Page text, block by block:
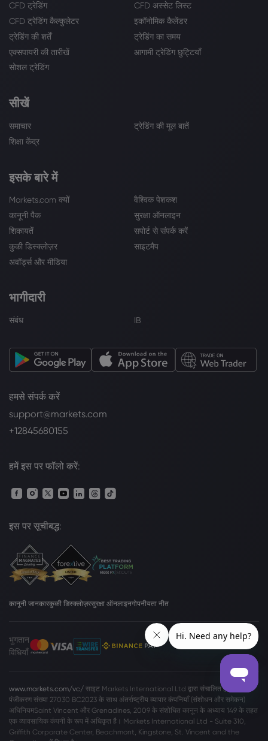
CFD ट्रेडिंग
CFD अस्सेट लिस्ट
CFD ट्रेडिंग कैल्कुलेटर
इकॉनोमिक कैलेंडर
ट्रेडिंग की शर्तें
ट्रेडिंग का समय
एक्सपायरी की तारीखें
आगामी ट्रेडिंग छुट्टियाँ
सोशल ट्रेडिंग
सीखें
समाचार
ट्रेडिंग की मूल बातें
शिक्षा केंद्र
इसके बारे में
Markets.com क्यों
वैश्विक पेशकश
कानूनी पैक
सुरक्षा ऑनलाइन
शिकायतें
सपोर्ट से संपर्क करें
कुकी डिस्क्लोज़र
साइटमैप
अवॉर्ड्स और मीडिया
भागीदारी
संबंध IB
हमसे संपर्क करें
support@markets.com
+12845680155
हमें इस पर फॉलो करें:
इस पर सूचीबद्ध:
कानूनी जानकारकुकी डिस्क्लोज़रसुरक्षा ऑनलाइनगोपनीयता नीत
भुगतान
विधियाँ
www.markets.com/vc/ साइट Markets International Ltd द्वारा संचालित है जो
पंजीकरण संख्या 27030 BC2023 के साथ अंतर्राष्ट्रीय व्यापार कंपनियाँ (संशोधन और समेकन)
अधिनियमSaint Vincent और Grenadines, 2009 के संशोधित कानून के अध्याय 149 के तहत
एक व्यावसायिक कंपनी के रूप में अधिकृत है। Markets International Ltd - Suite 310,
Griffith Corporate Center, Beachmont, Kingstone, St. Vincent and the
Grenadines में स्थित है।